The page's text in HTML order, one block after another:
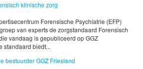
klinische zorg
Forensische Psychiatrie (EFP)
van experts de zorgstandaard Forensisch
vandaag is gepubliceerd op GGZ
standaard biedt...
bestuurder GGZ Friesland